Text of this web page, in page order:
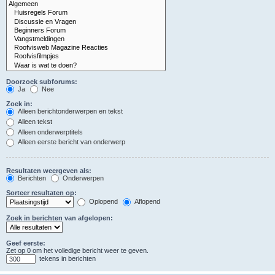
Doorzoek subforums:
Ja
Nee
Zoek in:
Alleen berichtonderwerpen en tekst
Alleen tekst
Alleen onderwerptitels
Alleen eerste bericht van onderwerp
Resultaten weergeven als:
Berichten
Onderwerpen
Sorteer resultaten op:
Oplopend
Aflopend
Zoek in berichten van afgelopen:
Geef eerste:
Zet op 0 om het volledige bericht weer te geven.
tekens in berichten